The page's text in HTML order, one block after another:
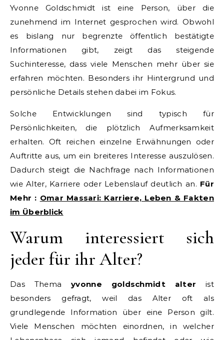
Yvonne Goldschmidt ist eine Person, über die
zunehmend im Internet gesprochen wird. Obwohl
es bislang nur begrenzte öffentlich bestätigte
Informationen gibt, zeigt das steigende
Suchinteresse, dass viele Menschen mehr über sie
erfahren möchten. Besonders ihr Hintergrund und
persönliche Details stehen dabei im Fokus.
Solche Entwicklungen sind typisch für
Persönlichkeiten, die plötzlich Aufmerksamkeit
erhalten. Oft reichen einzelne Erwähnungen oder
Auftritte aus, um ein breiteres Interesse auszulösen.
Dadurch steigt die Nachfrage nach Informationen
wie Alter, Karriere oder Lebenslauf deutlich an. Für
Mehr : Omar Massari: Karriere, Leben & Fakten
im Überblick
Warum interessiert sich
jeder für ihr Alter?
Das Themayvonne goldschmidt alter ist
besonders gefragt, weil das Alter oft als
grundlegende Information über eine Person gilt.
Viele Menschen möchten einordnen, in welcher